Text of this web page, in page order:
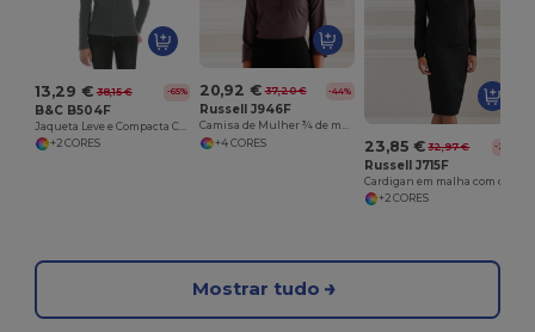
13,29 € 38,15 € -65%
B&C B504F
+2 CORES
20,92 € 37,20 € -44%
Russell J946F
Camisa de Mulher ¾ de manga easy care - fitted
+4 CORES
23,85 € 32,97 € -28%
Russell J715F
+2 CORES
Mostrar tudo